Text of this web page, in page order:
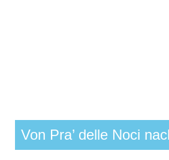
Von Pra’ delle Noci